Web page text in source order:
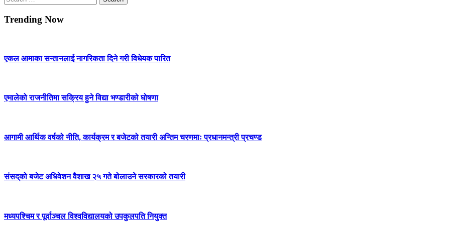
for:
Trending Now
एकल आमाका सन्तानलाई नागरिकता दिने गरी विधेयक पारित
एमालेको राजनीतिमा सक्रिय हुने विद्या भण्डारीको घोषणा
आगामी आर्थिक वर्षको नीति, कार्यक्रम र बजेटको तयारी अन्तिम चरणमाः प्रधानमन्त्री प्रचण्ड
संसद्‌को बजेट अधिवेशन वैशाख २५ गते बोलाउने सरकारको तयारी
मध्यपश्चिम र पूर्वाञ्चल विश्वविद्यालयको उपकुलपति नियुक्त